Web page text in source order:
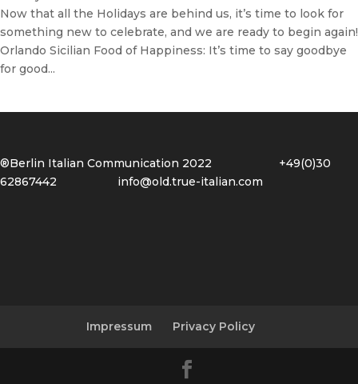
Now that all the Holidays are behind us, it’s time to look for
something new to celebrate, and we are ready to begin again!
Orlando Sicilian Food of Happiness: It’s time to say goodbye
for good...
®Berlin Italian Communication 2022 +49(0)30
62867442
info@old.true-italian.com
Impressum Privacy Policy